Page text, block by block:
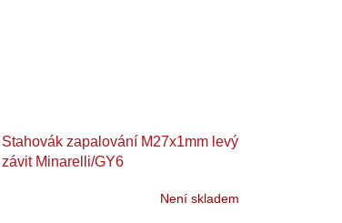
Stahovák zapalování M27x1mm levý
závit Minarelli/GY6
Není skladem